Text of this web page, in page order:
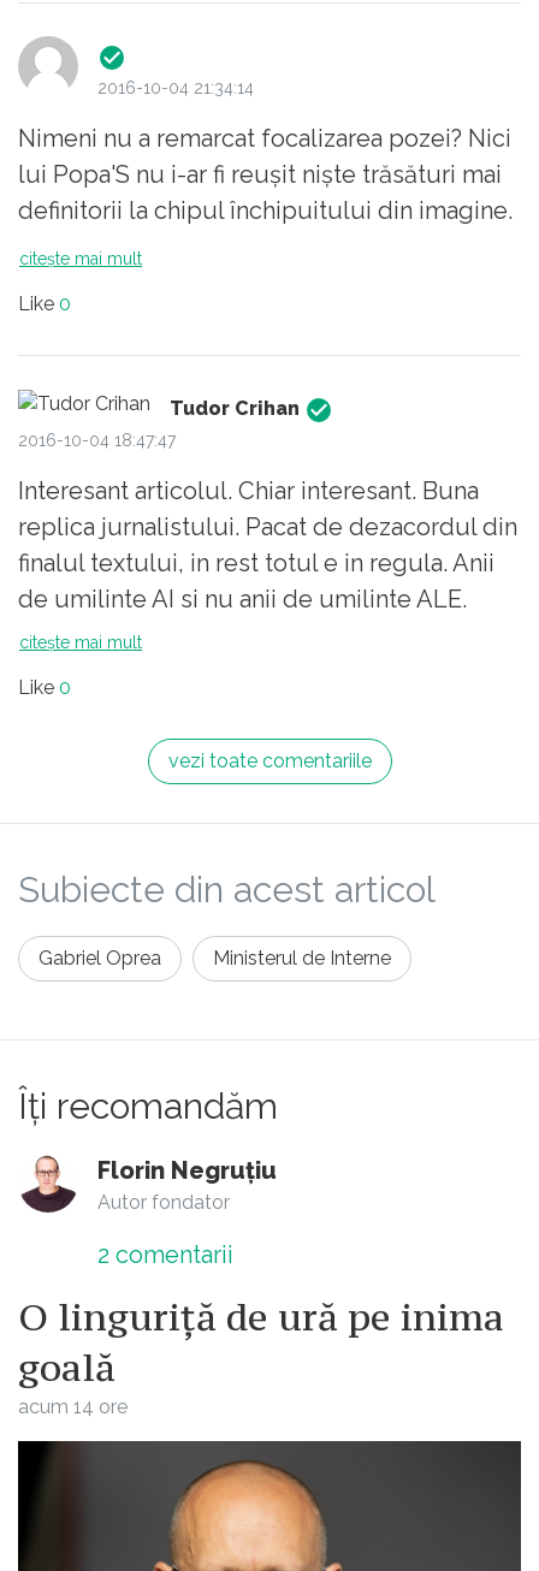
2016-10-04 21:34:14
Nimeni nu a remarcat focalizarea pozei? Nici
lui Popa'S nu i-ar fi reușit niște trăsături mai
definitorii la chipul închipuitului din imagine.
citește mai mult
Like 0
Tudor Crihan
2016-10-04 18:47:47
Interesant articolul. Chiar interesant. Buna
replica jurnalistului. Pacat de dezacordul din
finalul textului, in rest totul e in regula. Anii
de umilinte AI si nu anii de umilinte ALE.
citește mai mult
Like 0
vezi toate comentariile
Subiecte din acest articol
Gabriel Oprea Ministerul de Interne
Îți recomandăm
Florin Negruțiu
Autor fondator
2 comentarii
O linguriță de ură pe inima
goală
acum 14 ore